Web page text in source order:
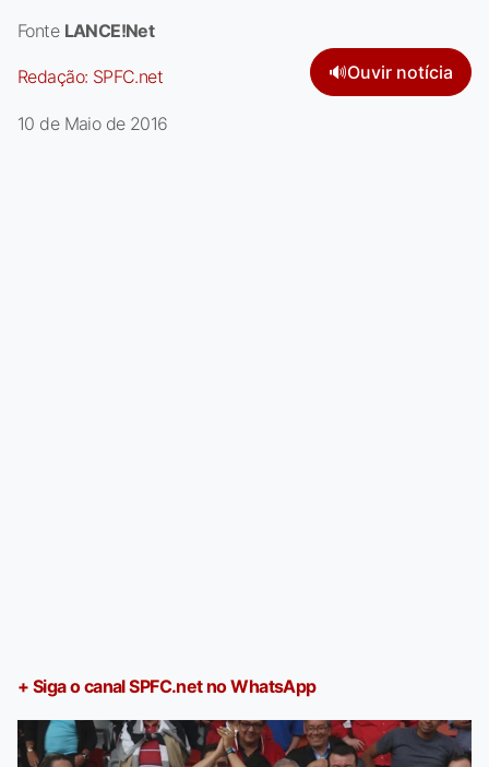
Fonte LANCE!Net
Redação: SPFC.net 🔊Ouvir notícia
10 de Maio de 2016
+ Siga o canal SPFC.net no WhatsApp